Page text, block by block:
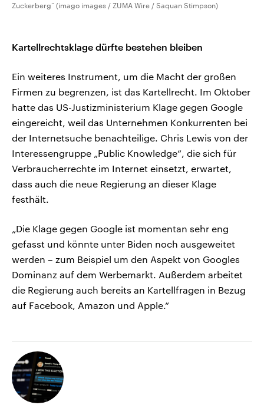
Zuckerberg“ (imago images / ZUMA Wire / Saquan Stimpson)
Kartellrechtsklage dürfte bestehen bleiben
Ein weiteres Instrument, um die Macht der großen
Firmen zu begrenzen, ist das Kartellrecht. Im Oktober
hatte das US-Justizministerium Klage gegen Google
eingereicht, weil das Unternehmen Konkurrenten bei
der Internetsuche benachteilige. Chris Lewis von der
Interessengruppe „Public Knowledge“, die sich für
Verbraucherrechte im Internet einsetzt, erwartet,
dass auch die neue Regierung an dieser Klage
festhält.
„Die Klage gegen Google ist momentan sehr eng
gefasst und könnte unter Biden noch ausgeweitet
werden – zum Beispiel um den Aspekt von Googles
Dominanz auf dem Werbemarkt. Außerdem arbeitet
die Regierung auch bereits an Kartellfragen in Bezug
auf Facebook, Amazon und Apple.“